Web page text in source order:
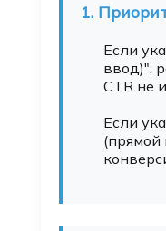
1.
Если
ввод)",
CTR не
Если
(прямой